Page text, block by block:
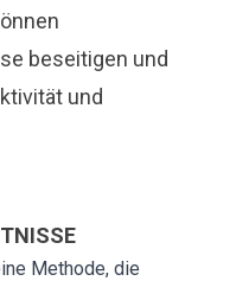
beseitigen und
und
Methode, die